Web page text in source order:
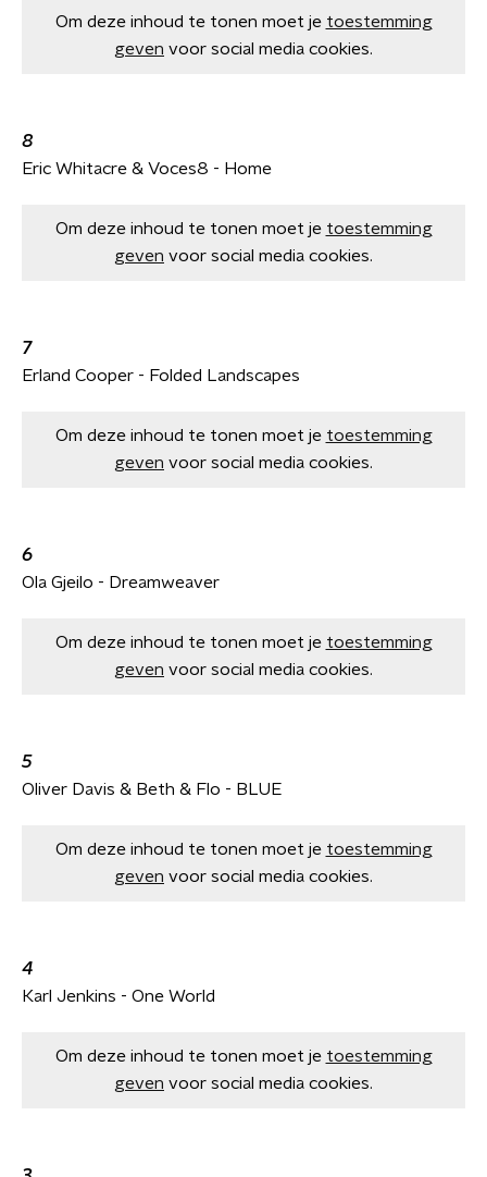
Om deze inhoud te tonen moet je toestemming
geven voor social media cookies.
8
Eric Whitacre & Voces8 - Home
Om deze inhoud te tonen moet je toestemming
geven voor social media cookies.
7
Erland Cooper - Folded Landscapes
Om deze inhoud te tonen moet je toestemming
geven voor social media cookies.
6
Ola Gjeilo - Dreamweaver
Om deze inhoud te tonen moet je toestemming
geven voor social media cookies.
5
Oliver Davis & Beth & Flo - BLUE
Om deze inhoud te tonen moet je toestemming
geven voor social media cookies.
4
Karl Jenkins - One World
Om deze inhoud te tonen moet je toestemming
geven voor social media cookies.